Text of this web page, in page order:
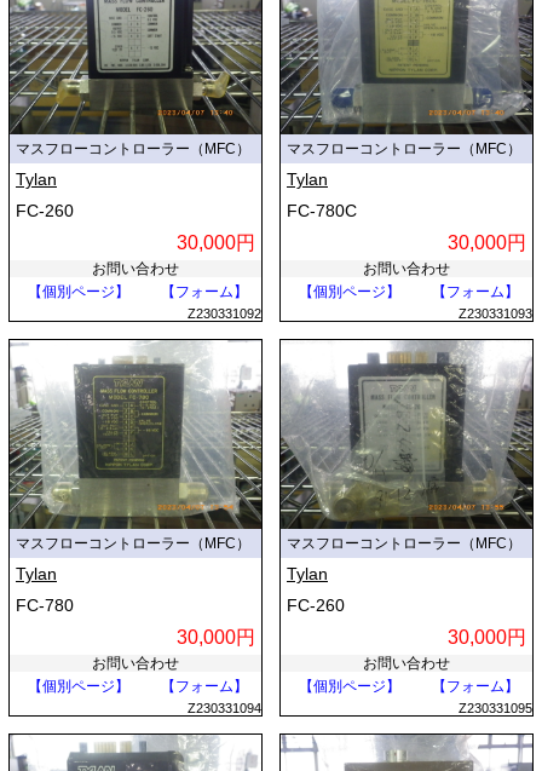
マスフローコントローラー（MFC）
Tylan
FC-260
30,000円
お問い合わせ
【個別ページ】
【フォーム】
Z230331092
マスフローコントローラー（MFC）
Tylan
FC-780C
30,000円
お問い合わせ
【個別ページ】
【フォーム】
Z230331093
マスフローコントローラー（MFC）
Tylan
FC-780
30,000円
お問い合わせ
【個別ページ】
【フォーム】
Z230331094
マスフローコントローラー（MFC）
Tylan
FC-260
30,000円
お問い合わせ
【個別ページ】
【フォーム】
Z230331095